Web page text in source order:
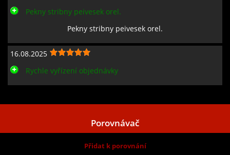
Pekny stribny peivesek orel.
Pekny stribny peivesek orel.
16.08.2025
Rychle vyřízení objednávky
Porovnávač
Přidat k porovnání